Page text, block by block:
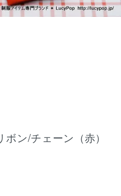
ン/チェーン（赤）